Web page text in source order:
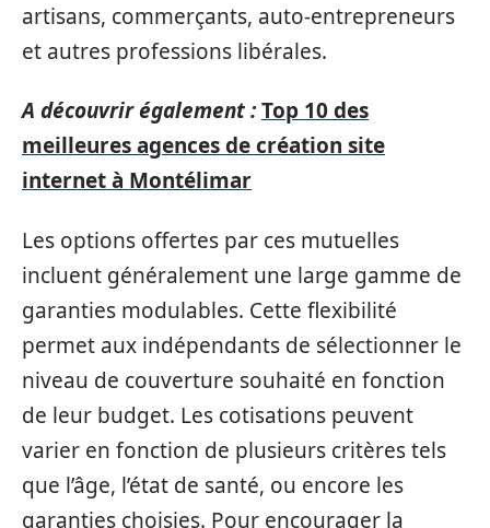
artisans, commerçants, auto-entrepreneurs
et autres professions libérales.
A découvrir également :Top 10 des
meilleures agences de création site
internet à Montélimar
Les options offertes par ces mutuelles
incluent généralement une large gamme de
garanties modulables. Cette flexibilité
permet aux indépendants de sélectionner le
niveau de couverture souhaité en fonction
de leur budget. Les cotisations peuvent
varier en fonction de plusieurs critères tels
que l’âge, l’état de santé, ou encore les
garanties choisies. Pour encourager la